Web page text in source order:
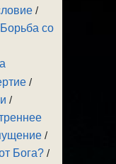
/
Борьба со
/
/
/
Бога? /